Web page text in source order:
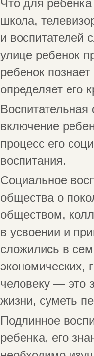
Что для
школа,
и воспитателей
улице ребенок
ребенок
определяет его
Воспитательная
включение
процесс его
воспитания.
Социальное
общества о
обществом,
в усвоении и
сложились в
экономических,
человеку — это
жизни, суметь
Подлинное
ребенка, его